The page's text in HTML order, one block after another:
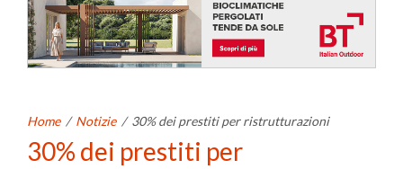
Home / Notizie / 30% dei prestiti per ristrutturazioni
30% dei prestiti per